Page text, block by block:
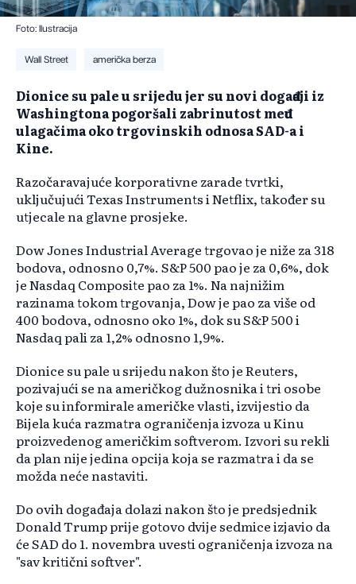
Foto: Ilustracija
Wall Street američka berza
Dionice su pale u srijedu jer su novi događaji iz
Washingtona pogoršali zabrinutost među
ulagačima oko trgovinskih odnosa SAD-a i
Kine.
Razočaravajuće korporativne zarade tvrtki,
uključujući Texas Instruments i Netflix, također su
utjecale na glavne prosjeke.
Dow Jones Industrial Average trgovao je niže za 318
bodova, odnosno 0,7%. S&P 500 pao je za 0,6%, dok
je Nasdaq Composite pao za 1%. Na najnižim
razinama tokom trgovanja, Dow je pao za više od
400 bodova, odnosno oko 1%, dok su S&P 500 i
Nasdaq pali za 1,2% odnosno 1,9%.
Dionice su pale u srijedu nakon što je Reuters,
pozivajući se na američkog dužnosnika i tri osobe
koje su informirale američke vlasti, izvijestio da
Bijela kuća razmatra ograničenja izvoza u Kinu
proizvedenog američkim softverom. Izvori su rekli
da plan nije jedina opcija koja se razmatra i da se
možda neće nastaviti.
Do ovih događaja dolazi nakon što je predsjednik
Donald Trump prije gotovo dvije sedmice izjavio da
će SAD do 1. novembra uvesti ograničenja izvoza na
"sav kritični softver".